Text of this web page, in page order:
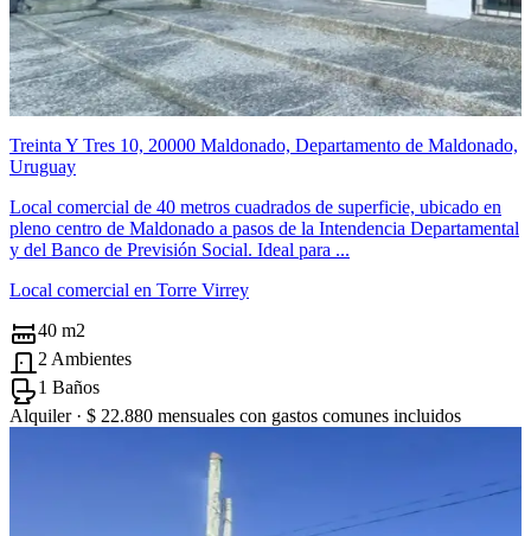
Treinta Y Tres 10, 20000 Maldonado, Departamento de Maldonado,
Uruguay
Local comercial de 40 metros cuadrados de superficie, ubicado en
pleno centro de Maldonado a pasos de la Intendencia Departamental
y del Banco de Previsión Social. Ideal para ...
Local comercial en Torre Virrey
40 m2
2 Ambientes
1 Baños
Alquiler · $ 22.880 mensuales con gastos comunes incluidos